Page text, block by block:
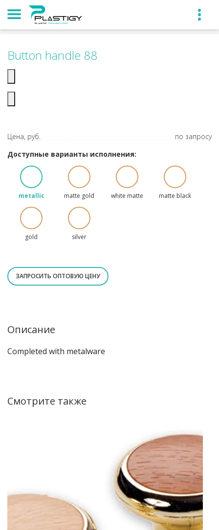
Button handle 88
Цена, руб.
по запросу
Доступные варианты исполнения:
metallic matte gold white matte matte black
gold silver
ЗАПРОСИТЬ ОПТОВУЮ ЦЕНУ
Описание
Completed with metalware
Смотрите также